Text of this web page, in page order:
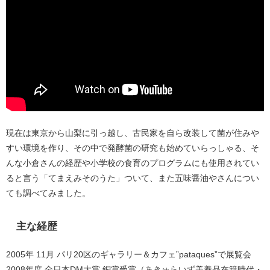
現在は東京から山梨に引っ越し、古民家を自ら改装して菌が住みや
すい環境を作り、その中で発酵菌の研究も始めていらっしゃる、そ
んな小倉さんの経歴や小学校の食育のプログラムにも使用されてい
ると言う「てまえみそのうた」ついて、また五味醤油やさんについ
ても調べてみました。
主な経歴
2005年 11月 パリ20区のギャラリー＆カフェ”pataques”で展覧会